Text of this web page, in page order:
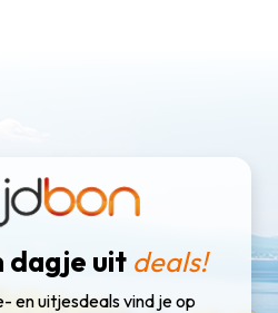
dagje uit deals!
en uitjesdeals vind je op